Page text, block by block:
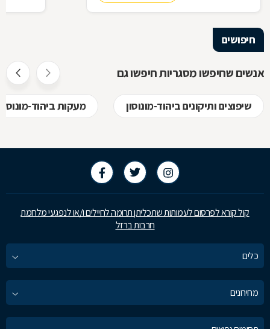
חיפושים
אנשים שחיפשו מסגריות חיפשו גם
שיפוצים ותיקונים ביהוד-מונוסון מעקות ביהוד-מונוסון
קול קורא לפרסום לעמותות שתכליתן תרומה לחיילים ו/או לנפגעי מלחמת
חרבות ברזל
כלים
מחירונים